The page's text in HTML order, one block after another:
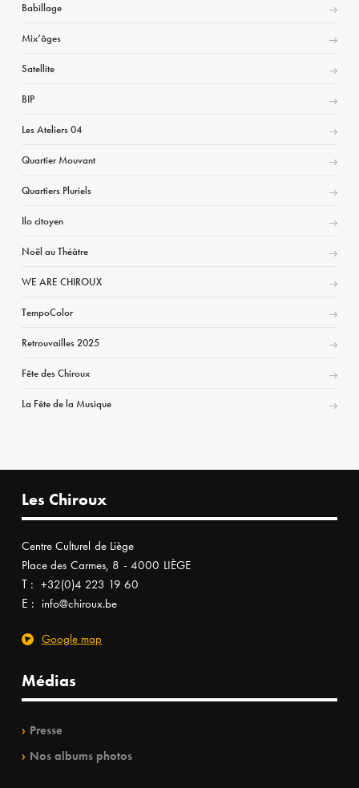
Babillage
Mix’âges
Satellite
BIP
Les Ateliers 04
Quartier Mouvant
Quartiers Pluriels
Ilo citoyen
Noël au Théâtre
WE ARE CHIROUX
TempoColor
Retrouvailles 2025
Fête des Chiroux
La Fête de la Musique
Les Chiroux
Centre Culturel de Liège
Place des Carmes, 8 - 4000 LIÈGE
T : +32(0)4 223 19 60
E : info@chiroux.be
Google map
Médias
Presse
Nos albums photos